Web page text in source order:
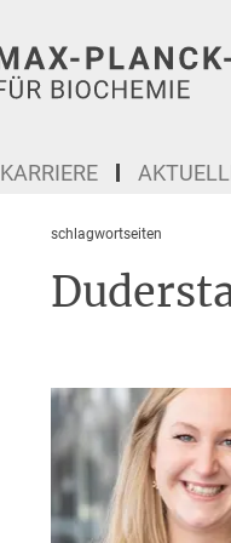
KARRIERE
schlagwortseiten